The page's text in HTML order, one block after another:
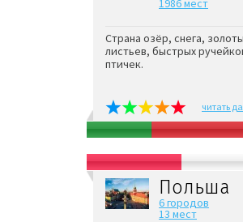
1986 мест
Страна озёр, снега,
листьев, быстрых
птичек.
читать
Польша
6 городов
13 мест